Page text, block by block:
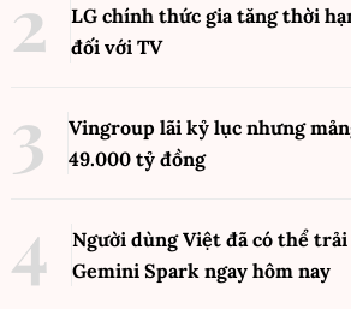
LG chính thức gia tăng thời
đối với TV
Vingroup lãi kỷ lục nhưng
49.000 tỷ đồng
Người dùng Việt đã có thể trải
Gemini Spark ngay hôm nay